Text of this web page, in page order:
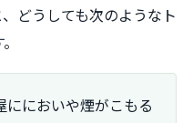
どうしても次のようなト
ににおいや煙がこもる